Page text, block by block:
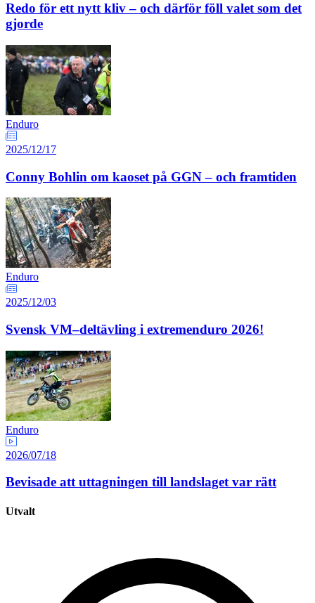
Redo för ett nytt kliv – och därför föll valet som det
gjorde
Enduro
2025/12/17
Conny Bohlin om kaoset på GGN – och framtiden
Enduro
2025/12/03
Svensk VM–deltävling i extremenduro 2026!
Enduro
2026/07/18
Bevisade att uttagningen till landslaget var rätt
Utvalt